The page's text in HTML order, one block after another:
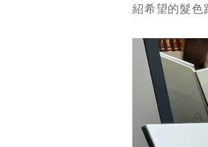
紹希望的髮色